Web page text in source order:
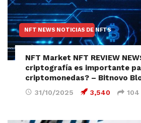
NFT NEWS NOTICIAS DE NFTS
NFT Market NFT REVIEW
criptografía es importante
criptomonedas? – Bitnovo
31/10/2025 3,540 104